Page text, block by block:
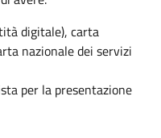
digitale), carta
nazionale dei servizi
per la presentazione